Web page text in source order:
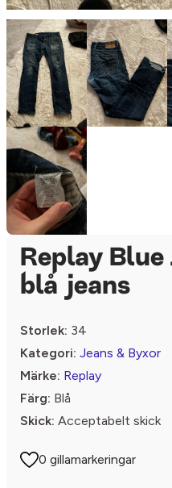
Replay Blue
blå jeans
Storlek: 34
Kategori: Jeans & Byxor
Märke: Replay
Färg: Blå
Skick: Acceptabelt skick
0 gillamarkeringar